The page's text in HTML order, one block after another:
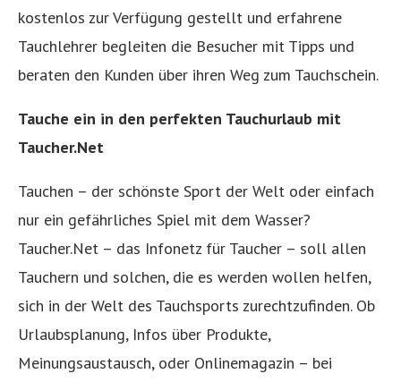
kostenlos zur Verfügung gestellt und erfahrene
Tauchlehrer begleiten die Besucher mit Tipps und
beraten den Kunden über ihren Weg zum Tauchschein.
Tauche ein in den perfekten Tauchurlaub mit
Taucher.Net
Tauchen – der schönste Sport der Welt oder einfach
nur ein gefährliches Spiel mit dem Wasser?
Taucher.Net – das Infonetz für Taucher – soll allen
Tauchern und solchen, die es werden wollen helfen,
sich in der Welt des Tauchsports zurechtzufinden. Ob
Urlaubsplanung, Infos über Produkte,
Meinungsaustausch, oder Onlinemagazin – bei